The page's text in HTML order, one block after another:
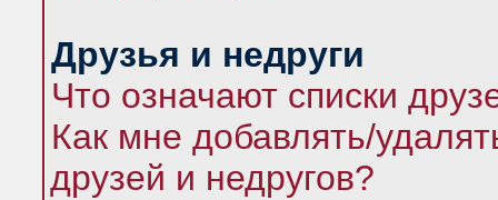
Друзья и недруги
Что означают списки
Как мне добавлять/
друзей и недругов?